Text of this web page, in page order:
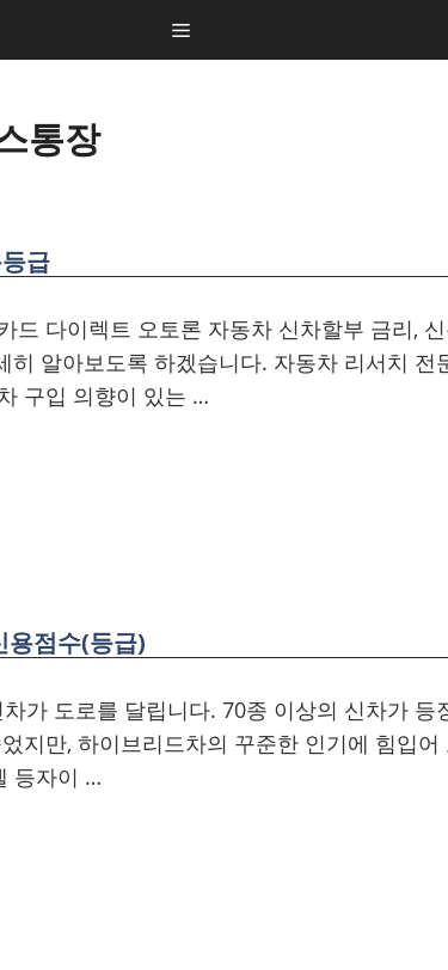
통장
급
드 다이렉트 오토론 자동차 신차할부 금리,
히 알아보도록 하겠습니다. 자동차 리서치 전
구입 의향이 있는 …
용점수(등급)
가 도로를 달립니다. 70종 이상의 신차가 등
지만, 하이브리드차의 꾸준한 인기에 힘입어
등자이 …